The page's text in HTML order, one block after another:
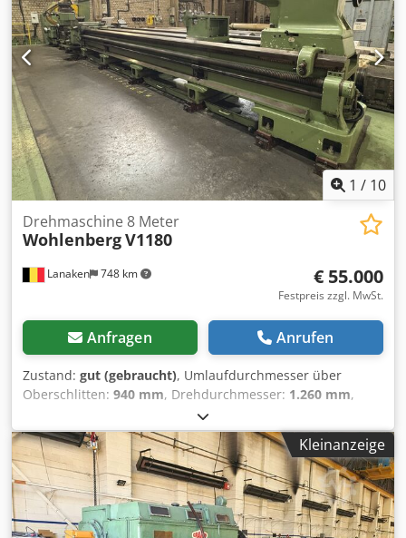
1 / 10
Lanaken 748 km
Drehmaschine 8 Meter
WohlenbergV1180
€ 55.000
Festpreis zzgl. MwSt.
Anfragen Anrufen
Zustand: gut (gebraucht), Umlaufdurchmesser über
Oberschlitten: 940 mm, Drehdurchmesser: 1.260 mm,
, Drehzahl (max.):
Gesamthöhe:1.800 mm, Gesamtlänge:12.200 mm,
Gesamtbreite:
1.540 mm, Dreibackenfutter Durchmesser:
500 mm, Spitzenabstand:8.000 mm, VDF Wohlenberg
V1180 Djdpfx Alex Thqdodokr Spitzenweite: 8000 mm 3,5 -
710 U/min 71 - 900 U/min Drehfutter: 500 mm
Durchmesser
Kleinanzeige